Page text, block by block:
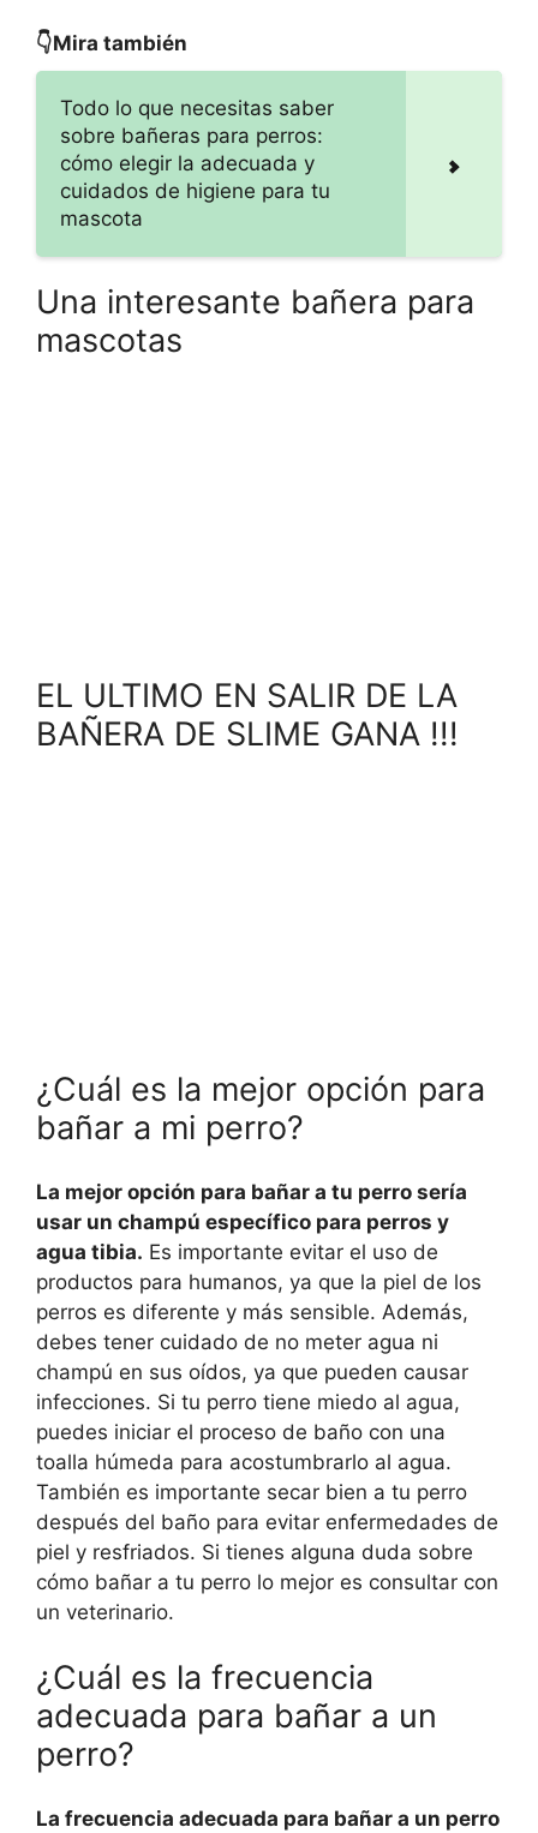
👇Mira también
Todo lo que necesitas saber
sobre bañeras para perros:
cómo elegir la adecuada y
cuidados de higiene para tu
mascota
Una interesante bañera para
mascotas
EL ULTIMO EN SALIR DE LA
BAÑERA DE SLIME GANA !!!
¿Cuál es la mejor opción para
bañar a mi perro?
La mejor opción para bañar a tu perro sería
usar un champú específico para perros y
agua tibia. Es importante evitar el uso de
productos para humanos, ya que la piel de los
perros es diferente y más sensible. Además,
debes tener cuidado de no meter agua ni
champú en sus oídos, ya que pueden causar
infecciones. Si tu perro tiene miedo al agua,
puedes iniciar el proceso de baño con una
toalla húmeda para acostumbrarlo al agua.
También es importante secar bien a tu perro
después del baño para evitar enfermedades de
piel y resfriados. Si tienes alguna duda sobre
cómo bañar a tu perro lo mejor es consultar con
un veterinario.
¿Cuál es la frecuencia
adecuada para bañar a un
perro?
La frecuencia adecuada para bañar a un perro